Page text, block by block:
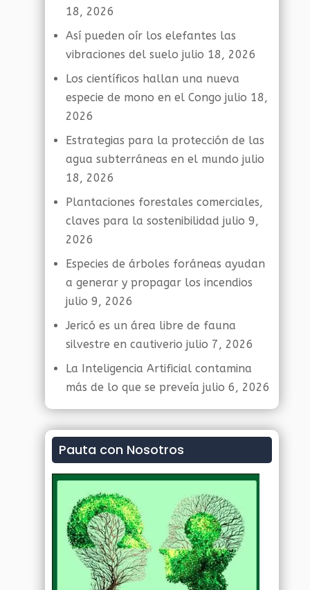
18, 2026
Así pueden oír los elefantes las
vibraciones del suelo julio 18, 2026
Los científicos hallan una nueva
especie de mono en el Congo julio 18,
2026
Estrategias para la protección de las
agua subterráneas en el mundo julio
18, 2026
Plantaciones forestales comerciales,
claves para la sostenibilidad julio 9,
2026
Especies de árboles foráneas ayudan
a generar y propagar los incendios
julio 9, 2026
Jericó es un área libre de fauna
silvestre en cautiverio julio 7, 2026
La Inteligencia Artificial contamina
más de lo que se preveía julio 6, 2026
Pauta con Nosotros